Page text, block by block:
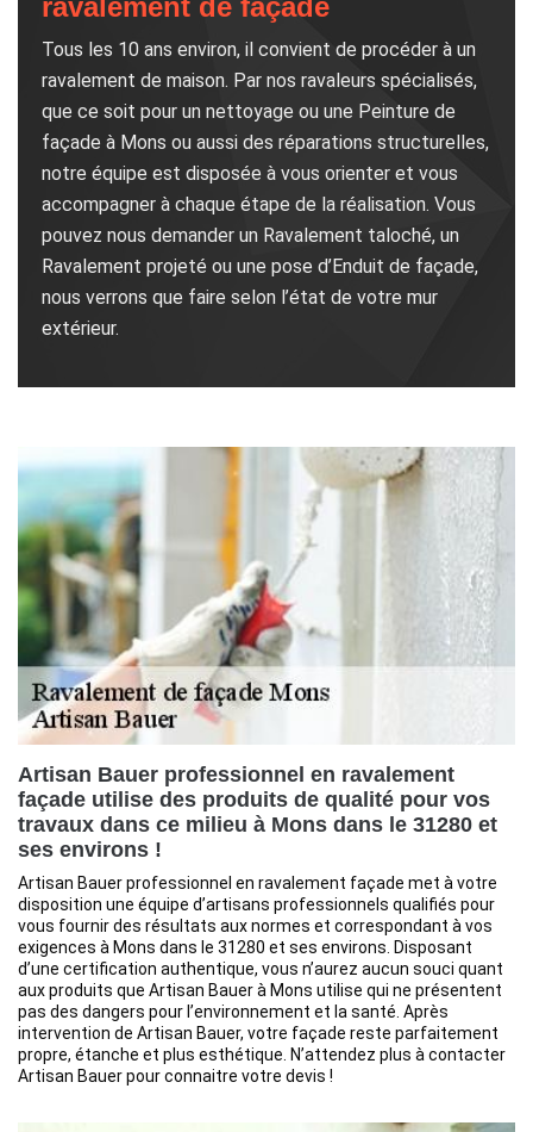
ravalement de façade
Tous les 10 ans environ, il convient de procéder à un
ravalement de maison. Par nos ravaleurs spécialisés,
que ce soit pour un nettoyage ou une Peinture de
façade à Mons ou aussi des réparations structurelles,
notre équipe est disposée à vous orienter et vous
accompagner à chaque étape de la réalisation. Vous
pouvez nous demander un Ravalement taloché, un
Ravalement projeté ou une pose d’Enduit de façade,
nous verrons que faire selon l’état de votre mur
extérieur.
Artisan Bauer professionnel en ravalement
façade utilise des produits de qualité pour vos
travaux dans ce milieu à Mons dans le 31280 et
ses environs !
Artisan Bauer professionnel en ravalement façade met à votre
disposition une équipe d’artisans professionnels qualifiés pour
vous fournir des résultats aux normes et correspondant à vos
exigences à Mons dans le 31280 et ses environs. Disposant
d’une certification authentique, vous n’aurez aucun souci quant
aux produits que Artisan Bauer à Mons utilise qui ne présentent
pas des dangers pour l’environnement et la santé. Après
intervention de Artisan Bauer, votre façade reste parfaitement
propre, étanche et plus esthétique. N’attendez plus à contacter
Artisan Bauer pour connaitre votre devis !